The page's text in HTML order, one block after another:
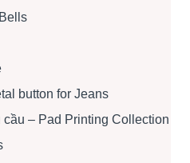
button for Jeans
– Pad Printing Collection